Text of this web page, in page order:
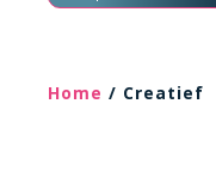
Home / Creatief